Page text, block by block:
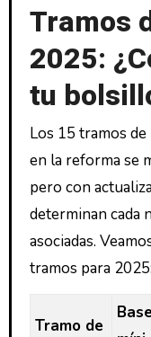
Tramos
2025:
tu
Los 15 tramos
en la reforma se
pero con
determinan cada
asociadas.
tramos para 2025:
Tramo de
Base